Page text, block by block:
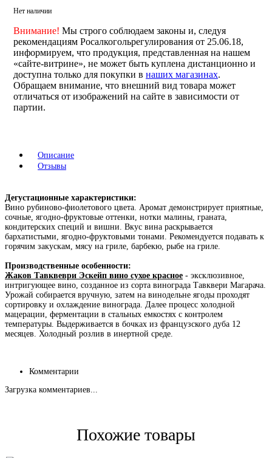
Нет наличии
Внимание! Мы строго соблюдаем законы и, следуя
рекомендациям Росалкогольрегулирования от 25.06.18,
информируем, что продукция, представленная на нашем
«сайте-витрине», не может быть куплена дистанционно и
доступна только для покупки в наших магазинах.
Обращаем внимание, что внешний вид товара может
отличаться от изображений на сайте в зависимости от
партии.
Описание
Отзывы
Дегустационные характеристики:
Вино рубиново-фиолетового цвета. Аромат демонстрирует приятные,
сочные, ягодно-фруктовые оттенки, нотки малины, граната,
кондитерских специй и вишни. Вкус вина раскрывается
бархатистыми, ягодно-фруктовыми тонами. Рекомендуется подавать к
горячим закускам, мясу на гриле, барбекю, рыбе на гриле.
Производственные особенности:
Жаков Тавквеври Эскейп вино сухое красное - эксклюзивное,
интригующее вино, созданное из сорта винограда Тавквери Магарача.
Урожай собирается вручную, затем на винодельне ягоды проходят
сортировку и охлаждение винограда. Далее процесс холодной
мацерации, ферментации в стальных емкостях с контролем
температуры. Выдерживается в бочках из французского дуба 12
месяцев. Холодный розлив в инертной среде.
Комментарии
Загрузка комментариев...
Похожие товары